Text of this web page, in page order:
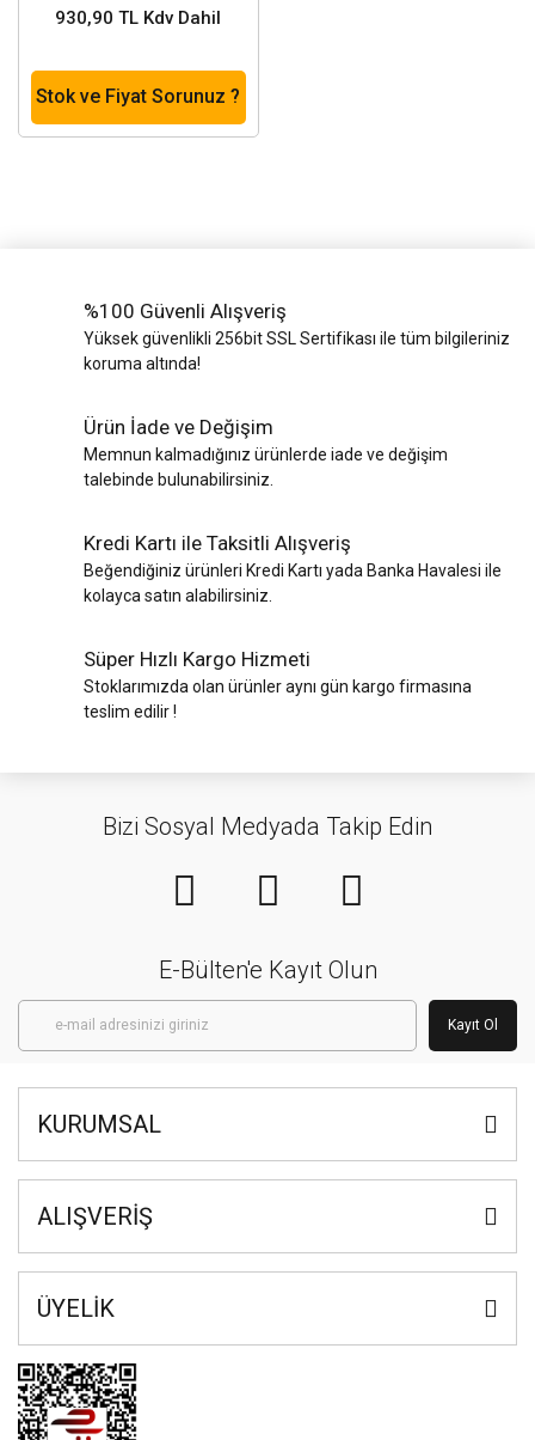
930,90 TL Kdv Dahil
Stok ve Fiyat Sorunuz ?
%100 Güvenli Alışveriş
Yüksek güvenlikli 256bit SSL Sertifikası ile tüm bilgileriniz
koruma altında!
Ürün İade ve Değişim
Memnun kalmadığınız ürünlerde iade ve değişim
talebinde bulunabilirsiniz.
Kredi Kartı ile Taksitli Alışveriş
Beğendiğiniz ürünleri Kredi Kartı yada Banka Havalesi ile
kolayca satın alabilirsiniz.
Süper Hızlı Kargo Hizmeti
Stoklarımızda olan ürünler aynı gün kargo firmasına
teslim edilir !
Bizi Sosyal Medyada Takip Edin
E-Bülten'e Kayıt Olun
Kayıt Ol
KURUMSAL
ALIŞVERİŞ
ÜYELİK